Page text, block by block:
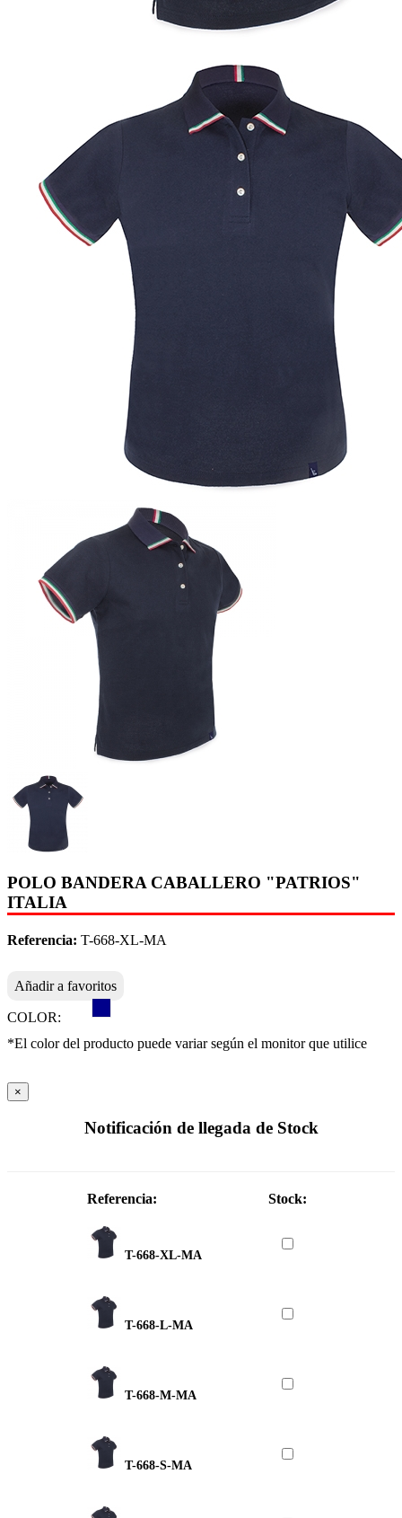
POLO BANDERA CABALLERO "PATRIOS"
ITALIA
Referencia: T-668-XL-MA
Añadir a favoritos
COLOR:
*El color del producto puede variar según el monitor que utilice
×
Notificación de llegada de Stock
Referencia: Stock:
T-668-XL-MA
T-668-L-MA
T-668-M-MA
T-668-S-MA